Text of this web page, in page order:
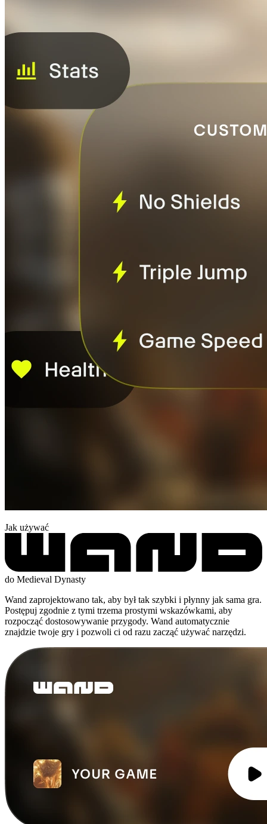
Jak używać
do Medieval Dynasty
Wand zaprojektowano tak, aby był tak szybki i płynny jak sama gra.
Postępuj zgodnie z tymi trzema prostymi wskazówkami, aby
rozpocząć dostosowywanie przygody. Wand automatycznie
znajdzie twoje gry i pozwoli ci od razu zacząć używać narzędzi.